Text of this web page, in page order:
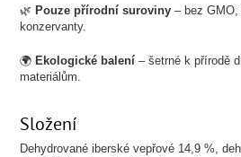
🌿 Pouze přírodní suroviny – bez
konzervanty.
🌍 Ekologické balení – šetrné k přírodě
materiálům.
Složení
Dehydrované iberské vepřové 14,9 %,